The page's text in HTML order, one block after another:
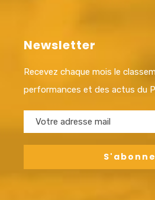
Newsletter
Recevez chaque mois le
performances et des actus du